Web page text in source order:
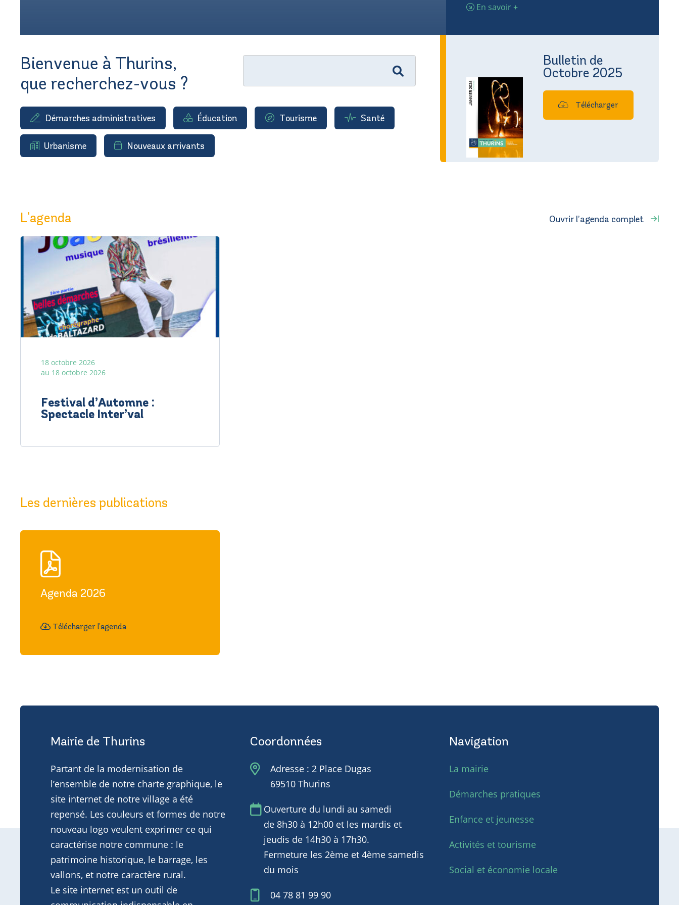
En savoir +
Bienvenue à Thurins,
que recherchez-vous ?
Démarches administratives Éducation Tourisme Santé
Urbanisme Nouveaux arrivants
Bulletin de
Octobre 2025
Télécharger
L'agenda Ouvrir l’agenda complet
18 octobre 2026
au 18 octobre 2026
Festival d’Automne :
Spectacle Inter’val
Les dernières publications
Agenda 2026
Télécharger l’agenda
Mairie de Thurins
Partant de la modernisation de
l’ensemble de notre charte graphique, le
site internet de notre village a été
repensé. Les couleurs et formes de notre
nouveau logo veulent exprimer ce qui
caractérise notre commune : le
patrimoine historique, le barrage, les
vallons, et notre caractère rural.
Le site internet est un outil de
Coordonnées
Adresse : 2 Place Dugas
69510 Thurins
Ouverture du lundi au samedi
de 8h30 à 12h00 et les mardis et
jeudis de 14h30 à 17h30.
Fermeture les 2ème et 4ème samedis
du mois
04 78 81 99 90
Navigation
La mairie
Démarches pratiques
Enfance et jeunesse
Activités et tourisme
Social et économie locale